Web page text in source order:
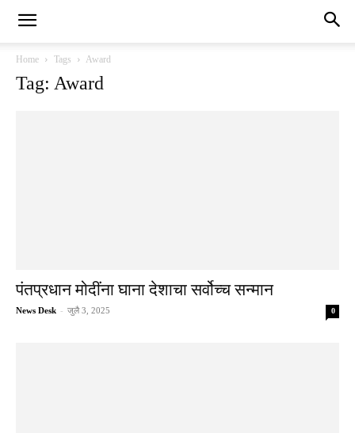
Home Tags Award
Tag: Award
पंतप्रधान मोदींना घाना देशाचा सर्वोच्च सन्मान
News Desk - जुलै 3, 2025 0